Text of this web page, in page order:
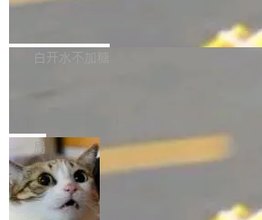
在新 SQL 控制台中打开 AI 生成的脚本的功
span></li> <li><span
h Language Model Challenge，MLC-SLM
ask 1赛道中，传音TEX AI中心语音算法团
自主研发的说话人归属多语种自动语音识别
化系统等关键方向的系统性技术实力。 本届
聚焦多语言对话语音模型面临的关键技术挑
共吸引来自全球工业界与学术界的1...
Qwen3.8-Max 发布，下周开源 Qwen3.
千问大模型宣布正式推出 Qwen 家族迄今
的模型 Qwen3.8-Max，也是其首个 Max 规
5 的架构基础构建，参数规模扩展至 2.4 万
激活参数95B，支持100万上下文Tokens，
程、办公、科研以及长周期任务等方面实现
面提升。它不仅能应对更具挑战性的问题，
白开水不加糖
态生成模型，能生成带原生立体声的 2K 视
没有发布会，没有预告，直接扔了篇文章出
权重已经上传至 Hugging Face。 去年国内
频生成模型还在追 Runway 和 Pika 的参数
局
DeepSeek-V4-Flash正式版API上线超
算互联网
近日，DeepSeek-V4-Flash 正式版 API 开